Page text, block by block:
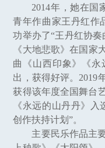
2014年，她在
青年作曲家王丹红作
功举办了“王丹红协
《大地悲歌》在国家
曲《山西印象》《永
出，获得好评。2019
获得该年度全国舞台
《永远的山丹丹》
创作扶持计划”。
主要民乐作品主